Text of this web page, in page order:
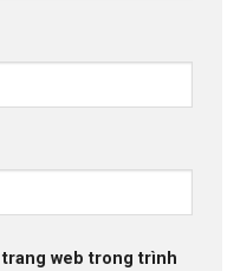
web trong trình